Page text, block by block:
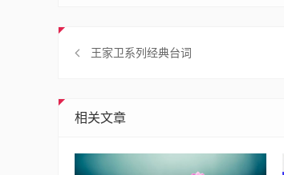
王家卫系列经典台词
相关文章